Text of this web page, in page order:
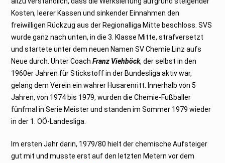
Kosten, leerer Kassen und sinkender Einnahmen den
freiwilligen Rückzug aus der Regionalliga Mitte beschloss. SVS
wurde ganz nach unten, in die 3. Klasse Mitte, strafversetzt
und startete unter dem neuen Namen SV Chemie Linz aufs
Neue durch. Unter CoachFranz Viehböck, der selbst in den
1960er Jahren für Stickstoff in der Bundesliga aktiv war,
gelang dem Verein ein wahrer Husarenritt. Innerhalb von 5
Jahren, von 1974 bis 1979, wurden die Chemie-Fußballer
fünfmal in Serie Meister und standen im Sommer 1979 wieder
in der 1. OÖ-Landesliga.
Im ersten Jahr darin, 1979/80 hielt der chemische Aufsteiger
gut mit und musste erst auf den letzten Metern vor dem